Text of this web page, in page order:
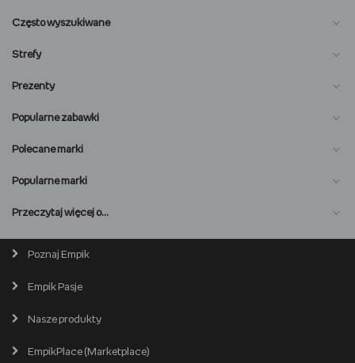
Często wyszukiwane
Strefy
Prezenty
Popularne zabawki
Polecane marki
Popularne marki
Przeczytaj więcej o…
Poznaj Empik
O nas
Biuro prasowe
Lista salonów
Empik Pasje
Premiera online
Nasze produkty
Popularne marki
EmpikPlace (Marketplace)
Zostań Sprzedawcą